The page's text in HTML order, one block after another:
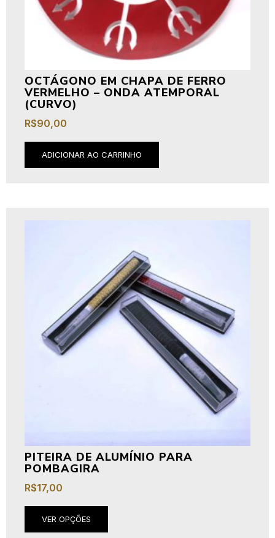
OCTÁGONO EM CHAPA DE FERRO
VERMELHO – ONDA ATEMPORAL
(CURVO)
R$90,00
ADICIONAR AO CARRINHO
PITEIRA DE ALUMÍNIO PARA
POMBAGIRA
R$17,00
VER OPÇÕES